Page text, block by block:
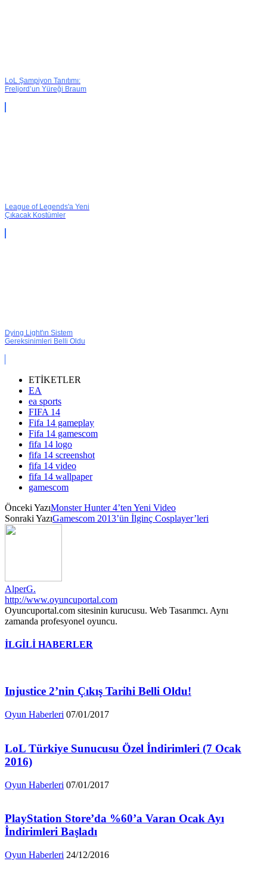
LoL Şampiyon Tanıtımı:
Freljord’un Yüreği Braum
League of Legends'a Yeni
Çıkacak Kostümler
Dying Light'ın Sistem
Gereksinimleri Belli Oldu
ETİKETLER
EA
ea sports
FIFA 14
Fifa 14 gameplay
Fifa 14 gamescom
fifa 14 logo
fifa 14 screenshot
fifa 14 video
fifa 14 wallpaper
gamescom
Önceki YazıMonster Hunter 4’ten Yeni Video
Sonraki YazıGamescom 2013’ün İlginç Cosplayer’leri
AlperG.
http://www.oyuncuportal.com
Oyuncuportal.com sitesinin kurucusu. Web Tasarımcı. Aynı
zamanda profesyonel oyuncu.
İLGİLİ HABERLER
Injustice 2’nin Çıkış Tarihi Belli Oldu!
Oyun Haberleri 07/01/2017
LoL Türkiye Sunucusu Özel İndirimleri (7 Ocak
2016)
Oyun Haberleri 07/01/2017
PlayStation Store’da %60’a Varan Ocak Ayı
İndirimleri Başladı
Oyun Haberleri 24/12/2016